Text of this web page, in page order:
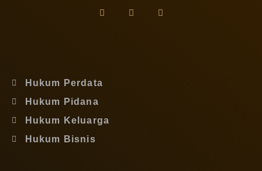
Hukum Perdata
Hukum Pidana
Hukum Keluarga
Hukum Bisnis